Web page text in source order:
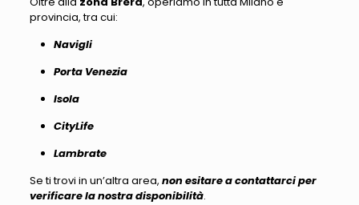
provincia, tra cui:
Navigli
Porta Venezia
Isola
CityLife
Lambrate
Se ti trovi in un’altra area, non esitare a contattarci per
verificare la nostra disponibilità.